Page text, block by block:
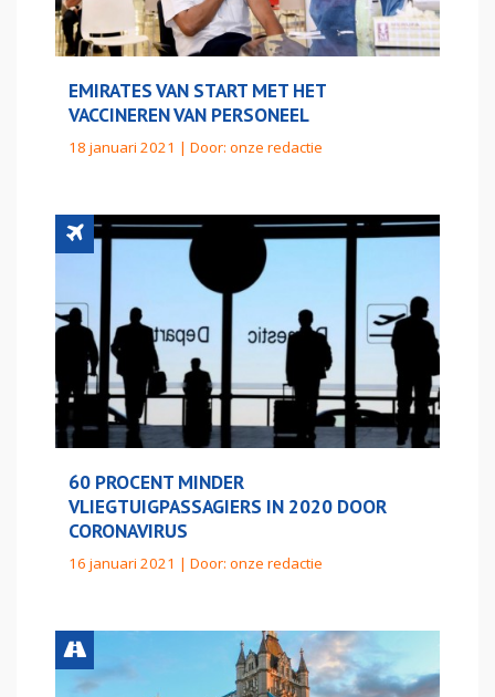
EMIRATES VAN START MET HET
VACCINEREN VAN PERSONEEL
18 januari 2021 | Door: onze redactie
60 PROCENT MINDER
VLIEGTUIGPASSAGIERS IN 2020 DOOR
CORONAVIRUS
16 januari 2021 | Door: onze redactie